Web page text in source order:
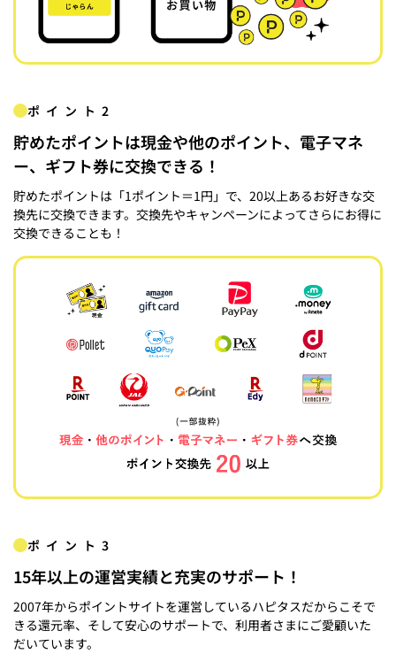
ポイント2
貯めたポイントは現金や他のポイント、電子マネ
ー、ギフト券に交換できる！
貯めたポイントは「1ポイント＝1円」で、20以上あるお好きな交
換先に交換できます。交換先やキャンペーンによってさらにお得に
交換できることも！
ポイント3
15年以上の運営実績と充実のサポート！
2007年からポイントサイトを運営しているハピタスだからこそで
きる還元率、そして安心のサポートで、利用者さまにご愛顧いた
だいています。